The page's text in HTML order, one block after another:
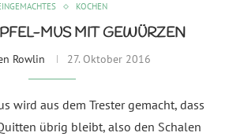
KOCHEN
MUS MIT GEWÜRZEN
Rowlin 27. Oktober 2016
wird aus dem Trester gemacht, dass
übrig bleibt, also den Schalen